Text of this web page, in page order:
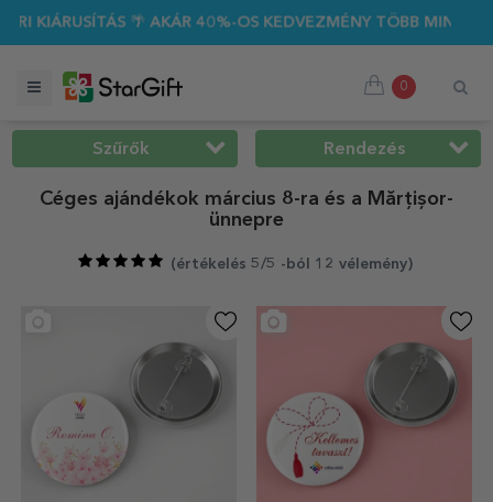
40%-OS KEDVEZMÉNY TÖBB MINT 100 SZEMÉLYRE
0
Szűrők Rendezés
Céges ajándékok március 8-ra és a Mărțișor-
ünnepre
(értékelés 5/5 -ból 12 vélemény)